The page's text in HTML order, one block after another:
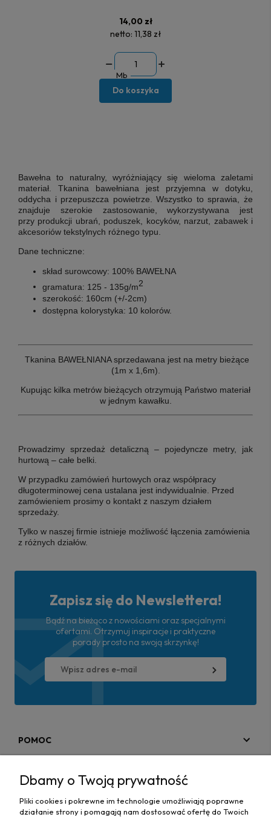
14,00 zł
netto: 11,38 zł
Mb
Do koszyka
Bawełna to naturalny, wyróżniający się wieloma zaletami
materiał. Tkanina bawełniana jest przyjemna w dotyku,
oddycha i przepuszcza powietrze. Wszystko to sprawia, że
znajduje szerokie zastosowanie, wykorzystywana jest
przy produkcji ubrań, poduszek, kocyków, narzut, zabawek i
akcesoriów tekstylnych różnego typu.
Dane techniczne:
skład surowcowy: 100% BAWEŁNA
gramatura: 125 - 135g/m2
szerokość: 160cm (+/-2cm)
dostępna kolorystyka: 10 kolorów.
Tkanina BAWEŁNIANA sprzedawana jest na metry bieżące
(1m x 1,6m).
Kupując kilka metrów bieżących otrzymują Państwo materiał
w jednym kawałku.
Prowadzimy sprzedaż detaliczną ‒ pojedyncze metry, jak
hurtową ‒ całe belki.
W przypadku zamówień hurtowych oraz współpracy
długoterminowej cena ustalana jest indywidualnie. Przed
zamówieniem prosimy o kontakt z naszym działem
sprzedaży.
Tylko w naszej firmie istnieje możliwość łączenia zamówienia
z różnych działów.
Zapisz się do Newslettera!
Bądź na bieżąco z nowościami oraz specjalnymi
ofertami. Otrzymuj inspiracje i praktyczne
porady prosto na swoją skrzynkę!
POMOC
Dbamy o Twoją prywatność
Pliki cookies i pokrewne im technologie umożliwiają poprawne
działanie strony i pomagają nam dostosować ofertę do Twoich